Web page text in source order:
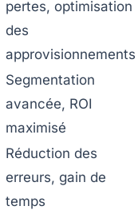
pertes, optimisation
des
approvisionnements
Segmentation
avancée, ROI
maximisé
Réduction des
erreurs, gain de
temps